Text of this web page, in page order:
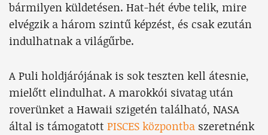
bármilyen küldetésen. Hat-hét évbe telik, mire
elvégzik a három szintű képzést, és csak ezután
indulhatnak a világűrbe.
A Puli holdjárójának is sok teszten kell átesnie,
mielőtt elindulhat. A marokkói sivatag után
roverünket a Hawaii szigetén található, NASA
által is támogatott PISCES központba szeretnénk